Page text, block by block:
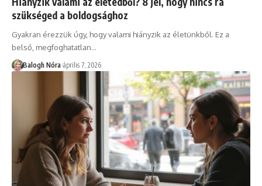
szükséged a boldogsághoz
Gyakran érezzük úgy, hogy valami hiányzik az életünkből. Ez a
belső, megfoghatatlan…
Balogh Nóra április 7, 2026